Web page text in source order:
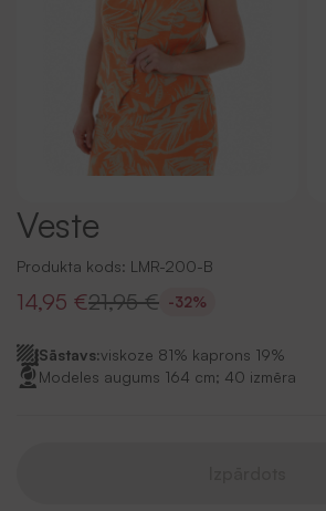
Veste
Produkta kods: LMR-200-B
14,95 €21,95 € -32%
Sāstavs:viskoze 81% kaprons 19%
Modeles augums 164 cm; 40 izmēra